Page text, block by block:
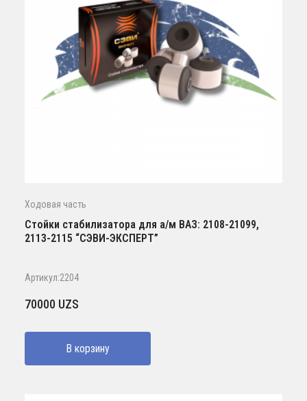
Ходовая часть
Стойки стабилизатора для а/м ВАЗ: 2108-21099,
2113-2115 “СЭВИ-ЭКСПЕРТ”
Артикул:2204
70000 UZS
В корзину